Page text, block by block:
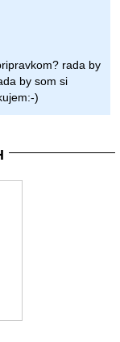
rada by
by som si
)